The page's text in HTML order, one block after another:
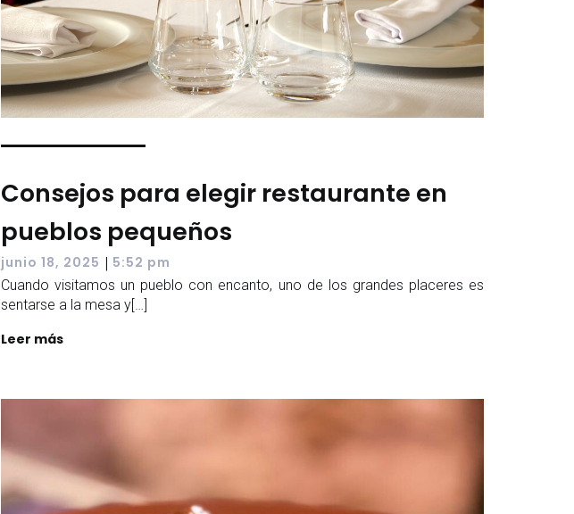
Consejos para elegir restaurante en
pueblos pequeños
junio 18, 2025 | 5:52 pm
Cuando visitamos un pueblo con encanto, uno de los grandes placeres es
sentarse a la mesa y[…]
Leer más